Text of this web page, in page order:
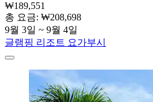
₩189,551
총 요금: ₩208,698
9월 3일 ~ 9월 4일
글램핑 리조트 요가부시